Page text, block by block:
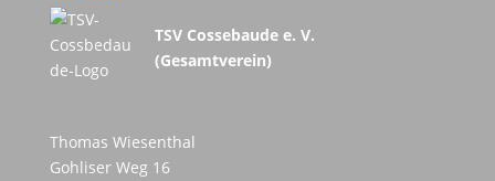
TSV Cossebaude e. V.
(Gesamtverein)
Thomas Wiesenthal
Gohliser Weg 16